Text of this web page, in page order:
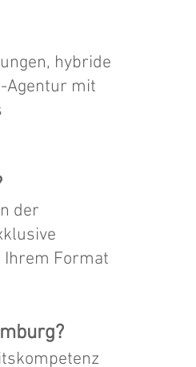
hybride
Agentur mit
der
Ihrem Format